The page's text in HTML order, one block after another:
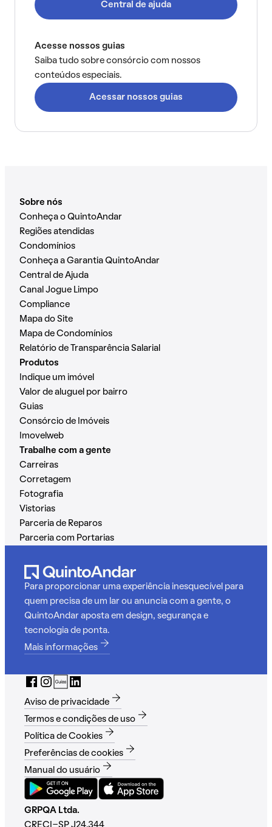
Central de ajuda
Acesse nossos guias
Saiba tudo sobre consórcio com nossos
conteúdos especiais.
Acessar nossos guias
Sobre nós
Conheça o QuintoAndar
Regiões atendidas
Condomínios
Conheça a Garantia QuintoAndar
Central de Ajuda
Canal Jogue Limpo
Compliance
Mapa do Site
Mapa de Condomínios
Relatório de Transparência Salarial
Produtos
Indique um imóvel
Valor de aluguel por bairro
Guias
Consórcio de Imóveis
Imovelweb
Trabalhe com a gente
Carreiras
Corretagem
Fotografia
Vistorias
Parceria de Reparos
Parceria com Portarias
Para proporcionar uma experiência inesquecível para
quem precisa de um lar ou anuncia com a gente, o
QuintoAndar aposta em design, segurança e
tecnologia de ponta.
Mais informações
Aviso de privacidade
Termos e condições de uso
Política de Cookies
Preferências de cookies
Manual do usuário
GRPQA Ltda.